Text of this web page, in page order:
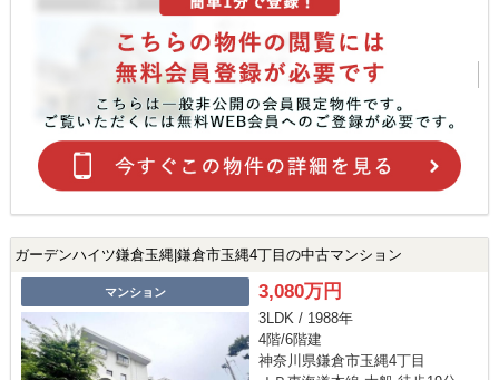
ガーデンハイツ鎌倉玉縄|鎌倉市玉縄4丁目の中古マンション
マンション 3,080万円
3LDK / 1988年
4階/6階建
神奈川県鎌倉市玉縄4丁目